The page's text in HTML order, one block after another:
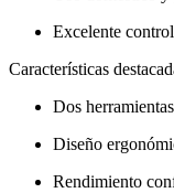
Excelente
Características
Dos
Diseño
Rendimiento